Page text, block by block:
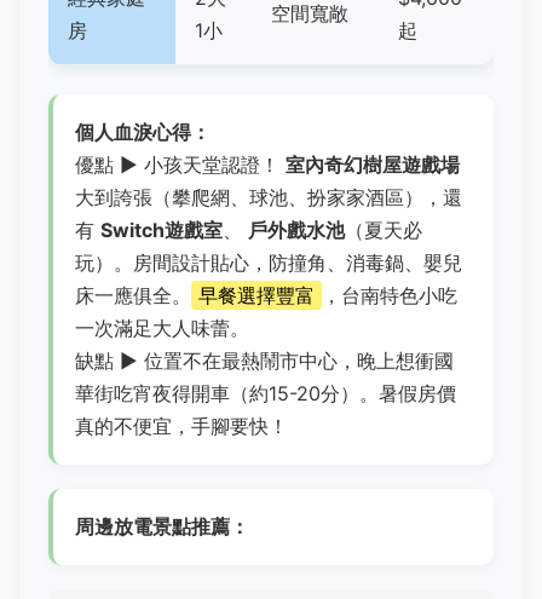
房
1小
空間寬敞
起
個人血淚心得：
優點 ▶ 小孩天堂認證！ 室內奇幻樹屋遊戲場
大到誇張（攀爬網、球池、扮家家酒區），還
有 Switch遊戲室、 戶外戲水池（夏天必
玩）。房間設計貼心，防撞角、消毒鍋、嬰兒
床一應俱全。
早餐選擇豐富
，台南特色小吃
一次滿足大人味蕾。
缺點 ▶ 位置不在最熱鬧市中心，晚上想衝國
華街吃宵夜得開車（約15-20分）。暑假房價
真的不便宜，手腳要快！
周邊放電景點推薦：